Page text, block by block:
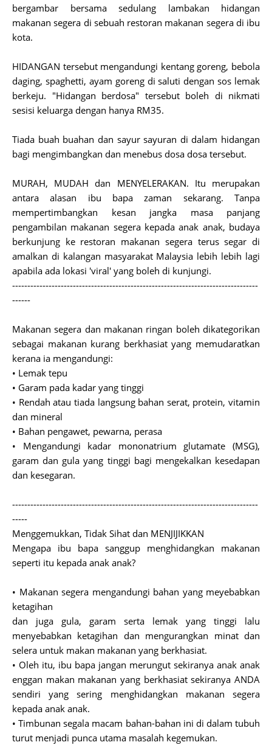
bergambar bersama sedulang lambakan hidangan
makanan segera di sebuah restoran makanan segera di ibu
kota.
HIDANGAN tersebut mengandungi kentang goreng, bebola
daging, spaghetti, ayam goreng di saluti dengan sos lemak
berkeju. "Hidangan berdosa" tersebut boleh di nikmati
sesisi keluarga dengan hanya RM35.
Tiada buah buahan dan sayur sayuran di dalam hidangan
bagi mengimbangkan dan menebus dosa dosa tersebut.
MURAH, MUDAH dan MENYELERAKAN. Itu merupakan
antara alasan ibu bapa zaman sekarang. Tanpa
mempertimbangkan kesan jangka masa panjang
pengambilan makanan segera kepada anak anak, budaya
berkunjung ke restoran makanan segera terus segar di
amalkan di kalangan masyarakat Malaysia lebih lebih lagi
apabila ada lokasi 'viral' yang boleh di kunjungi.
---------------------------------------------------------------------------------
------
Makanan segera dan makanan ringan boleh dikategorikan
sebagai makanan kurang berkhasiat yang memudaratkan
kerana ia mengandungi:
• Lemak tepu
• Garam pada kadar yang tinggi
• Rendah atau tiada langsung bahan serat, protein, vitamin
dan mineral
• Bahan pengawet, pewarna, perasa
• Mengandungi kadar mononatrium glutamate (MSG),
garam dan gula yang tinggi bagi mengekalkan kesedapan
dan kesegaran.
---------------------------------------------------------------------------------
-----
Menggemukkan, Tidak Sihat dan MENJIJIKKAN
Mengapa ibu bapa sanggup menghidangkan makanan
seperti itu kepada anak anak?
• Makanan segera mengandungi bahan yang meyebabkan
ketagihan
dan juga gula, garam serta lemak yang tinggi lalu
menyebabkan ketagihan dan mengurangkan minat dan
selera untuk makan makanan yang berkhasiat.
• Oleh itu, ibu bapa jangan merungut sekiranya anak anak
enggan makan makanan yang berkhasiat sekiranya ANDA
sendiri yang sering menghidangkan makanan segera
kepada anak anak.
• Timbunan segala macam bahan-bahan ini di dalam tubuh
turut menjadi punca utama masalah kegemukan.